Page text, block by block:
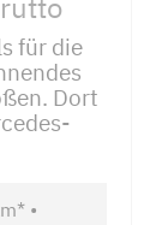
für die
Dort
•